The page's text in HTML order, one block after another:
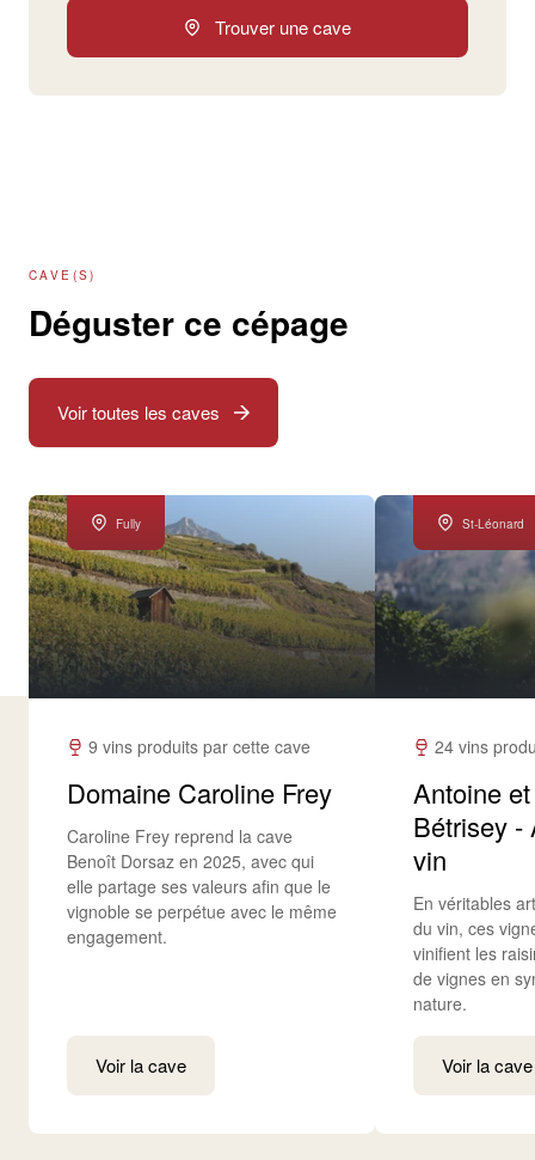
Trouver une cave
CAVE(S)
Déguster ce cépage
Voir toutes les caves
Fully
9 vins produits par cette cave
Domaine Caroline Frey
Caroline Frey reprend la cave
Benoît Dorsaz en 2025, avec qui
elle partage ses valeurs afin que le
vignoble se perpétue avec le même
engagement.
Voir la cave
St-Léonard
24 vins
Antoine
Bétrisey -
vin
En véritables
du vin, ces
vinifient les
de vignes en
nature.
Voir la cave